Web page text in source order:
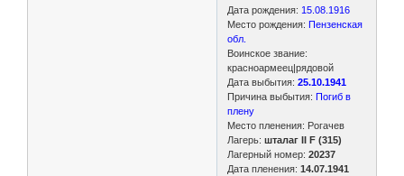
Дата рождения: 15.08.1916
Место рождения:Пензенская
обл.
Воинское звание:
красноармеец|рядовой
Дата выбытия:25.10.1941
Причина выбытия: Погиб в
плену
Место пленения: Рогачев
Лагерь:шталаг II F (315)
Лагерный номер:20237
Дата пленения:14.07.1941